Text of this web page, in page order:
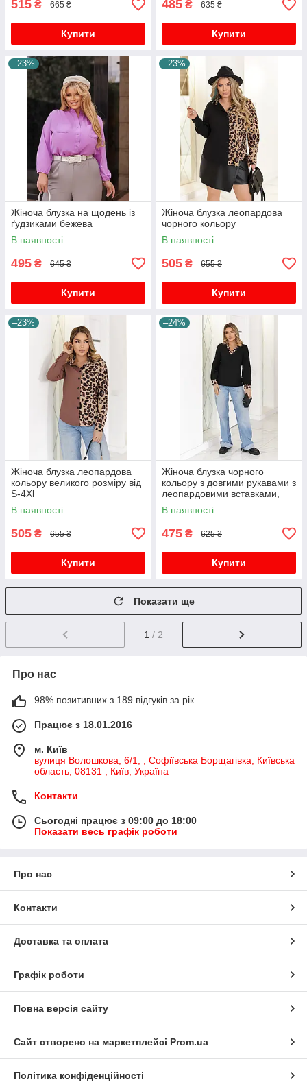
515 ₴ 665 ₴
Купити
485 ₴ 635 ₴
Купити
–23%
Жіноча блузка на щодень із
ґудзиками бежева
В наявності
495 ₴ 645 ₴
Купити
–23%
Жіноча блузка леопардова
чорного кольору
В наявності
505 ₴ 655 ₴
Купити
–23%
Жіноча блузка леопардова
кольору великого розміру від
S-4Xl
В наявності
505 ₴ 655 ₴
Купити
–24%
Жіноча блузка чорного
кольору з довгими рукавами з
леопардовими вставками,
софт
В наявності
475 ₴ 625 ₴
Купити
Показати ще
1 / 2
Про нас
98% позитивних з 189 відгуків за рік
Працює з 18.01.2016
м. Київ
вулиця Волошкова, 6/1, , Софіївська Борщагівка, Київська
область, 08131 , Київ, Україна
Контакти
Сьогодні працює з 09:00 до 18:00
Показати весь графік роботи
Про нас
Контакти
Доставка та оплата
Графік роботи
Повна версія сайту
Сайт створено на маркетплейсі Prom.ua
Політика конфіденційності